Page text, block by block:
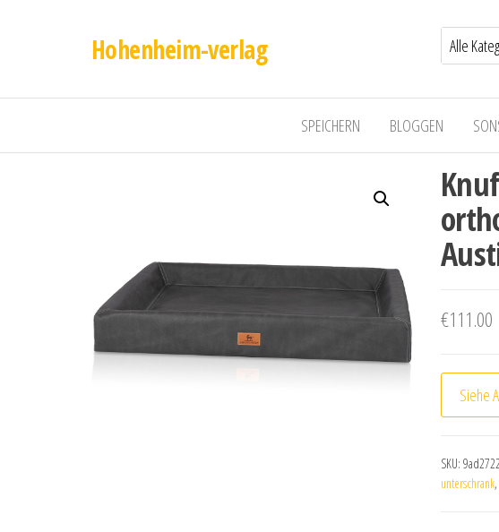
Hohenheim-verlag
SPEICHERN BLOGGEN
€111.00
Siehe
SKU:
unterschrank,